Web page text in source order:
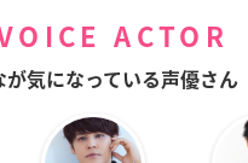
ACTOR
が気になっている声優さん